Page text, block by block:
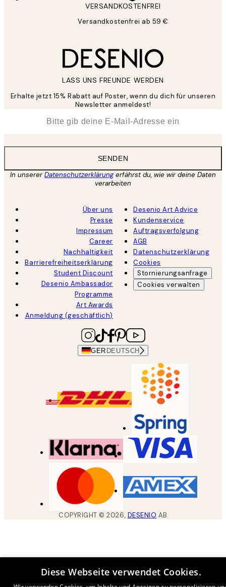
VERSANDKOSTENFREI
Versandkostenfrei ab 59 €
LASS UNS FREUNDE WERDEN
Erhalte jetzt 15% Rabatt auf Poster, wenn du dich für unseren
Newsletter anmeldest!
SENDEN
In unsererDatenschutzerklärungerfährst du, wie wir deine Daten
verarbeiten
Über uns
Presse
Impressum
Career
Nachhaltigkeit
Barrierefreiheitserklärung
Student Discount
Desenio Ambassador
Programme
Art Awards
Anmeldung (geschäftlich)
Desenio Art Advice
Kundenservice
Auftragsverfolgung
AGB
Datenschutzerklärung
Cookies
Stornierungsanfrage
Cookies verwalten
GER DEUTSCH
COPYRIGHT ©2026, DESENIO AB
Diese Webseite verwendet Cookies.